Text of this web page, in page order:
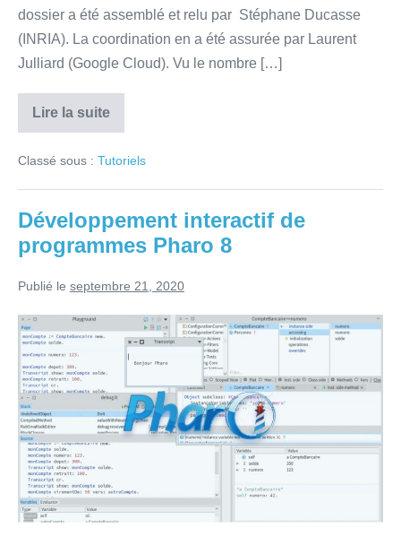
dossier a été assemblé et relu par Stéphane Ducasse
(INRIA). La coordination en a été assurée par Laurent
Julliard (Google Cloud). Vu le nombre […]
Lire la suite
Smalltalk
est
du
–
partie
Programmez!
Classé sous : Tutoriels
Développement interactif de
programmes Pharo 8
Publié le septembre 21, 2020
Développement
interactif
de
programmes
Pharo
8